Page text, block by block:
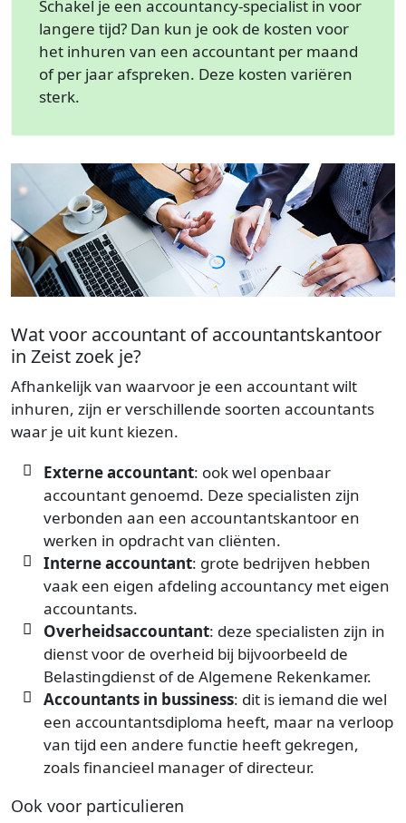
Schakel je een accountancy-specialist in voor
langere tijd? Dan kun je ook de kosten voor
het inhuren van een accountant per maand
of per jaar afspreken. Deze kosten variëren
sterk.
Wat voor accountant of accountantskantoor
in Zeist zoek je?
Afhankelijk van waarvoor je een accountant wilt
inhuren, zijn er verschillende soorten accountants
waar je uit kunt kiezen.
Externe accountant: ook wel openbaar
accountant genoemd. Deze specialisten zijn
verbonden aan een accountantskantoor en
werken in opdracht van cliënten.
Interne accountant: grote bedrijven hebben
vaak een eigen afdeling accountancy met eigen
accountants.
Overheidsaccountant: deze specialisten zijn in
dienst voor de overheid bij bijvoorbeeld de
Belastingdienst of de Algemene Rekenkamer.
Accountants in bussiness: dit is iemand die wel
een accountantsdiploma heeft, maar na verloop
van tijd een andere functie heeft gekregen,
zoals financieel manager of directeur.
Ook voor particulieren